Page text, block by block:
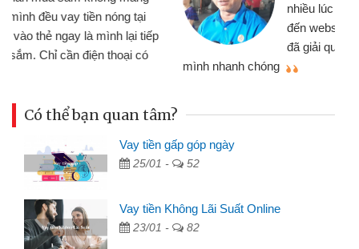
nhiều lúc cần vốn nhập hàng, nhờ biết
đến website qua bạn bè giới thiệu tôi
đã giải quyết được công việc của
Có thể bạn quan tâm?
Vay tiền gấp góp ngày
25/01 - 52
Vay tiền Không Lãi Suất Online
23/01 - 82